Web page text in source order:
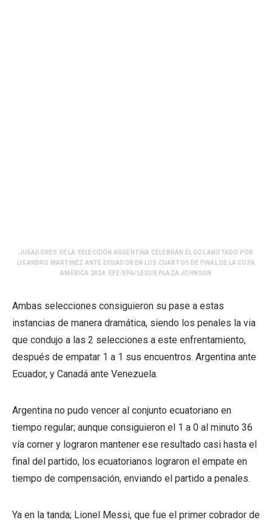
JUGADORES SE LA SELECCIÓN ARGENTINA CELEBRAN EL GOL ANOTADO POR
LISANDRO MARTÍNEZ ANTE ECUADOR EN LOS CUARTOS DE FINAL DE LA COPA
AMÉRICA 2024. EFE/EPA/LESLIE PLAZA JOHNSON
Ambas selecciones consiguieron su pase a estas
instancias de manera dramática, siendo los penales la via
que condujo a las 2 selecciones a este enfrentamiento,
después de empatar 1 a 1 sus encuentros. Argentina ante
Ecuador, y Canadá ante Venezuela.
Argentina no pudo vencer al conjunto ecuatoriano en
tiempo regular; aunque consiguieron el 1 a 0 al minuto 36
vía corner y lograron mantener ese resultado casi hasta el
final del partido, los ecuatorianos lograron el empate en
tiempo de compensación, enviando el partido a penales.
Ya en la tanda; Lionel Messi, que fue el primer cobrador de